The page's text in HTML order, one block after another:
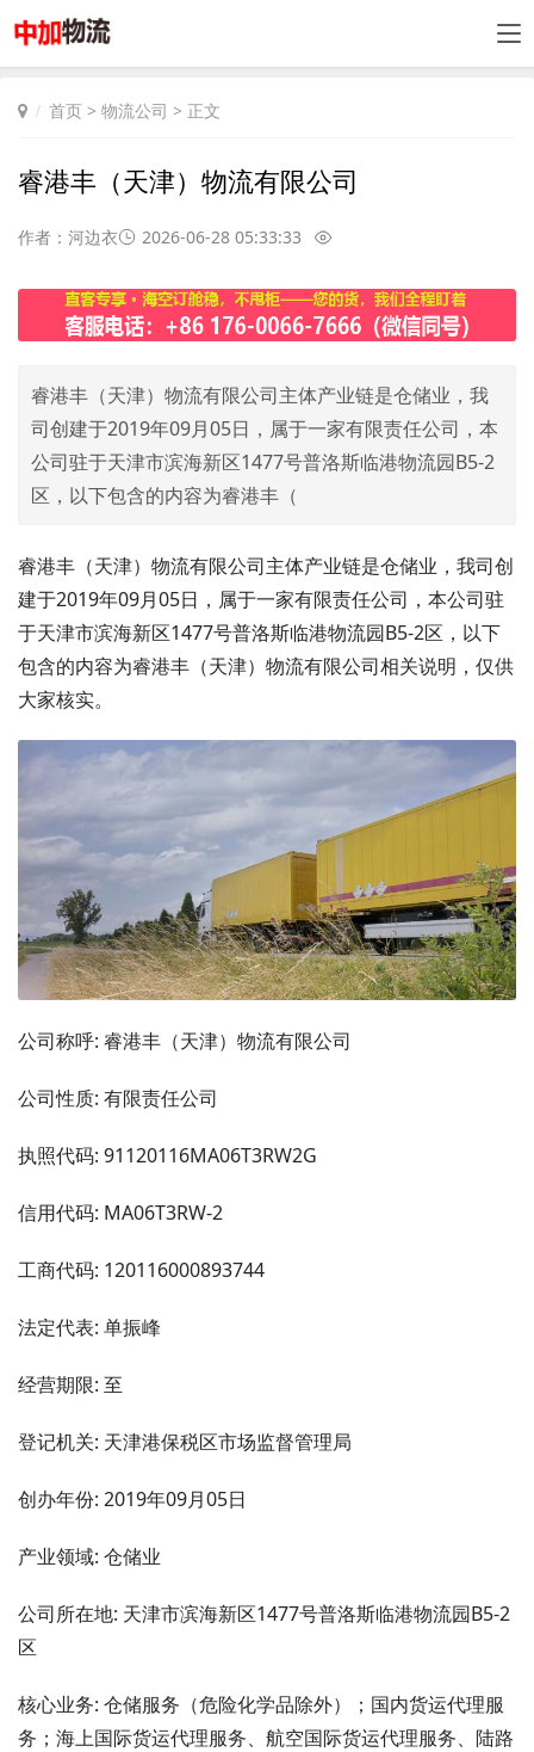
首页 > 物流公司 > 正文
睿港丰（天津）物流有限公司
作者：河边衣 2026-06-28 05:33:33
睿港丰（天津）物流有限公司主体产业链是仓储业，我
司创建于2019年09月05日，属于一家有限责任公司，本
公司驻于天津市滨海新区1477号普洛斯临港物流园B5-2
区，以下包含的内容为睿港丰（
睿港丰（天津）物流有限公司主体产业链是仓储业，我司创
建于2019年09月05日，属于一家有限责任公司，本公司驻
于天津市滨海新区1477号普洛斯临港物流园B5-2区，以下
包含的内容为睿港丰（天津）物流有限公司相关说明，仅供
大家核实。
公司称呼: 睿港丰（天津）物流有限公司
公司性质: 有限责任公司
执照代码: 91120116MA06T3RW2G
信用代码: MA06T3RW-2
工商代码: 120116000893744
法定代表: 单振峰
经营期限: 至
登记机关: 天津港保税区市场监督管理局
创办年份: 2019年09月05日
产业领域: 仓储业
公司所在地: 天津市滨海新区1477号普洛斯临港物流园B5-2
区
核心业务: 仓储服务（危险化学品除外）；国内货运代理服
务；海上国际货运代理服务、航空国际货运代理服务、陆路